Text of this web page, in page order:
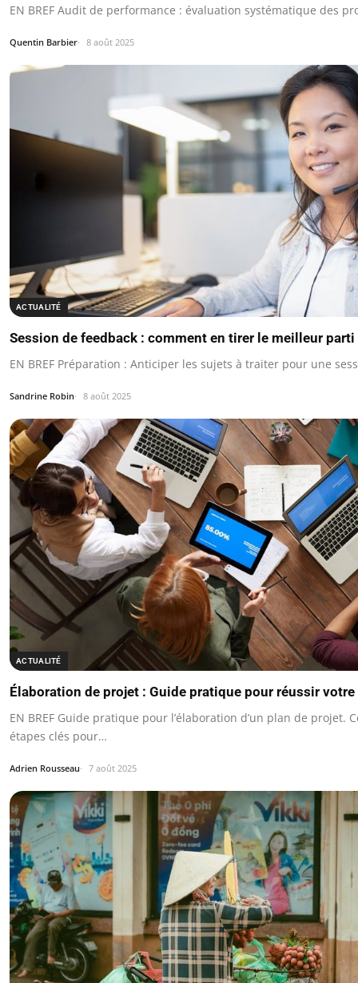
EN BREF Audit de performance : évaluation systématique des
Quentin Barbier 8 août 2025
ACTUALITÉ
Session de feedback : comment en tirer le meilleur
EN BREF Préparation : Anticiper les sujets à traiter pour une
Sandrine Robin 8 août 2025
ACTUALITÉ
Élaboration de projet : Guide pratique pour réussir
EN BREF Guide pratique pour l’élaboration d’un plan de projet.
étapes clés pour…
Adrien Rousseau 7 août 2025